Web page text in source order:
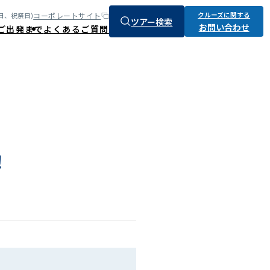
、祝祭日)コーポレートサイト
出発までよくあるご質問
ツアー検索
クルーズに関する
お問い合わせ